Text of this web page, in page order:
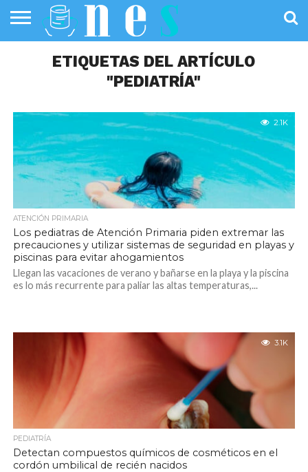
PÚBLICA
SANIDAD
INVESTIGACIÓN
ENTREVISTAS
PROFESIONALES
DE LA SALUD
INFOGRAFÍAS
DE SALUD
OPINIÓNETIQUETAS DEL ARTÍCULO
"PEDIATRÍA"
2.1K
ATENCIÓN PRIMARIA
Los pediatras de Atención Primaria piden extremar las
precauciones y utilizar sistemas de seguridad en playas y
piscinas para evitar ahogamientos
Llegan las vacaciones de verano y bañarse en la playa y la piscina
es lo más recurrente para paliar las altas temperaturas,...
3.1K
PEDIATRÍA
Detectan compuestos químicos de cosméticos en el
cordón umbilical de recién nacidos